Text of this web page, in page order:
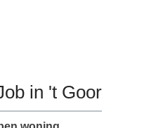
in 't Goor